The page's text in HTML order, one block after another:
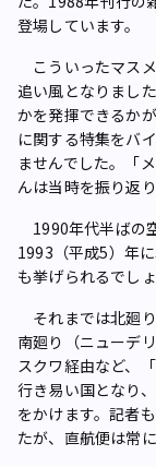
登場しています。
こういったマス
追い風となりまし
かを発揮できるか
に関する特集をバ
ませんでした。「
んは当時を振り返り
1990年代半ばの
1993（平成5）年
も挙げられるでしょ
それまでは北廻
南廻り（ニューデ
スクワ経由など、
行き易い国となり
をかけます。記者
たが、直航便は常